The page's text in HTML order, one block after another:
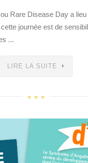
Rare Disease Day a
journée est de
...
LIRE LA SUITE